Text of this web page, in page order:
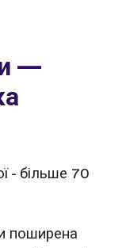
—
- більше 70
поширена